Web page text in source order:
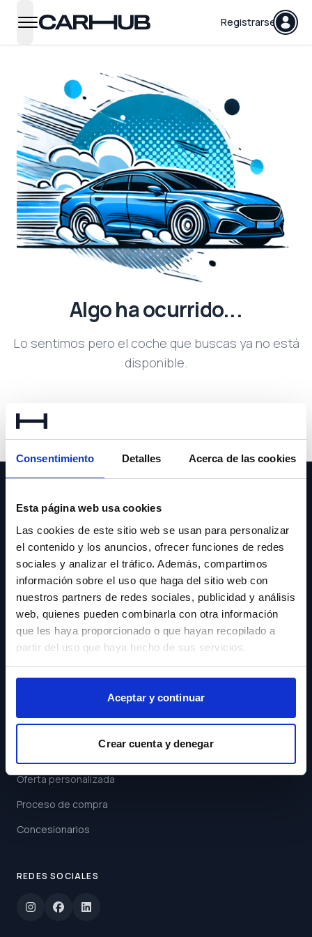
Consentimiento Detalles Acerca de las cookies
Esta página web usa cookies
Las cookies de este sitio web se usan para personalizar
el contenido y los anuncios, ofrecer funciones de redes
sociales y analizar el tráfico. Además, compartimos
información sobre el uso que haga del sitio web con
nuestros partners de redes sociales, publicidad y análisis
web, quienes pueden combinarla con otra información
que les haya proporcionado o que hayan recopilado a
partir del uso que haya hecho de sus servicios.
Aceptar y continuar
Crear cuenta y denegar
open navigation menu
Carhub Registrarse
Algo ha ocurrido...
Lo sentimos pero el coche que buscas ya no está
disponible.
NEWSLETTER
Suscríbete y recibe las últimas novedades y ofertas.
Acepto los
Términos y
Condiciones
Suscribirse
ENLACES
Oferta personalizada
Proceso de compra
Concesionarios
REDES SOCIALES